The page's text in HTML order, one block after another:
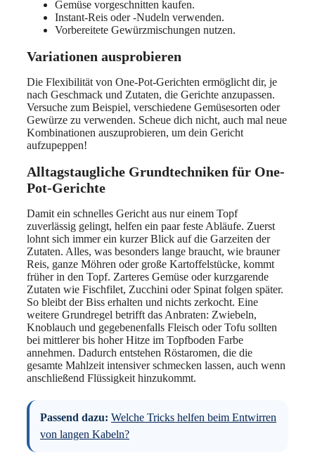
Gemüse vorgeschnitten kaufen.
Instant-Reis oder -Nudeln verwenden.
Vorbereitete Gewürzmischungen nutzen.
Variationen ausprobieren
Die Flexibilität von One-Pot-Gerichten ermöglicht dir, je
nach Geschmack und Zutaten, die Gerichte anzupassen.
Versuche zum Beispiel, verschiedene Gemüsesorten oder
Gewürze zu verwenden. Scheue dich nicht, auch mal neue
Kombinationen auszuprobieren, um dein Gericht
aufzupeppen!
Alltagstaugliche Grundtechniken für One-
Pot-Gerichte
Damit ein schnelles Gericht aus nur einem Topf
zuverlässig gelingt, helfen ein paar feste Abläufe. Zuerst
lohnt sich immer ein kurzer Blick auf die Garzeiten der
Zutaten. Alles, was besonders lange braucht, wie brauner
Reis, ganze Möhren oder große Kartoffelstücke, kommt
früher in den Topf. Zarteres Gemüse oder kurzgarende
Zutaten wie Fischfilet, Zucchini oder Spinat folgen später.
So bleibt der Biss erhalten und nichts zerkocht. Eine
weitere Grundregel betrifft das Anbraten: Zwiebeln,
Knoblauch und gegebenenfalls Fleisch oder Tofu sollten
bei mittlerer bis hoher Hitze im Topfboden Farbe
annehmen. Dadurch entstehen Röstaromen, die die
gesamte Mahlzeit intensiver schmecken lassen, auch wenn
anschließend Flüssigkeit hinzukommt.
Passend dazu: Welche Tricks helfen beim Entwirren
von langen Kabeln?